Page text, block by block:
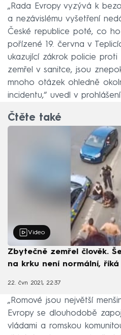
„Rada Evropy vyzývá k
a nezávislému vyšetření
České republice poté, co
pořízené 19. června v
ukazující zákrok policie proti
zemřel v sanitce, jsou
mnoho otázek ohledně
incidentu,“ uvedl v
Čtěte také
Video
Zbytečně zemřel člověk.
na krku není normální,
22. čvn 2021, 22:37
„Romové jsou největší
Evropy se dlouhodobě
vládami a romskou